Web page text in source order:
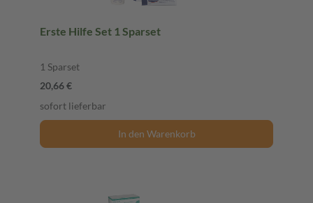
Erste Hilfe Set 1 Sparset
1 Sparset
20,66 €
sofort lieferbar
In den Warenkorb